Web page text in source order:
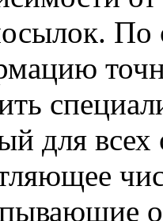
По
для